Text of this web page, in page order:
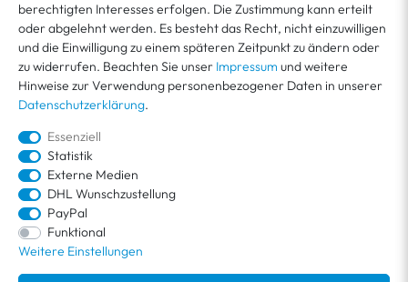
KUNDENSERVICE
ÜBER VEGA
Alle angegeben Preise inkl. MwSt. zzgl.
innerhalb Deutschlands.
berechtigten Interesses erfolgen. Die Zustimmung kann erteilt
oder abgelehnt werden. Es besteht das Recht, nicht einzuwilligen
und die Einwilligung zu einem späteren Zeitpunkt zu ändern oder
zu widerrufen. Beachten Sie unser Impressum und weitere
Hinweise zur Verwendung personenbezogener Daten in unserer
Datenschutzerklärung.
Essenziell
Statistik
Externe Medien
DHL Wunschzustellung
PayPal
Funktional
Weitere Einstellungen